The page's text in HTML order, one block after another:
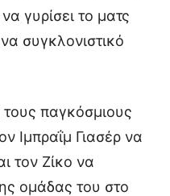
γυρίσει το ματς
συγκλονιστικό
παγκόσμιους
Ιμπραΐμ Γιασέρ να
τον Ζίκο να
ομάδας του στο